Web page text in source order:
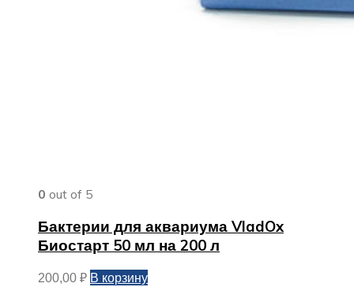
0 out of 5
Бактерии для аквариума VladOx
Биостарт 50 мл на 200 л
200,00 ₽ В корзину